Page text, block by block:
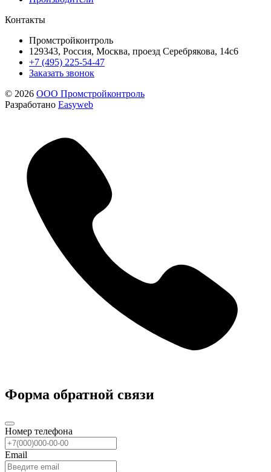
Контакты
Промстройконтроль
129343, Россия, Москва, проезд Серебрякова, 14с6
+7 (495) 225-54-47
Заказать звонок
© 2026 ООО Промстройконтроль
Разработано Easyweb
Форма обратной связи
Номер телефона
Email